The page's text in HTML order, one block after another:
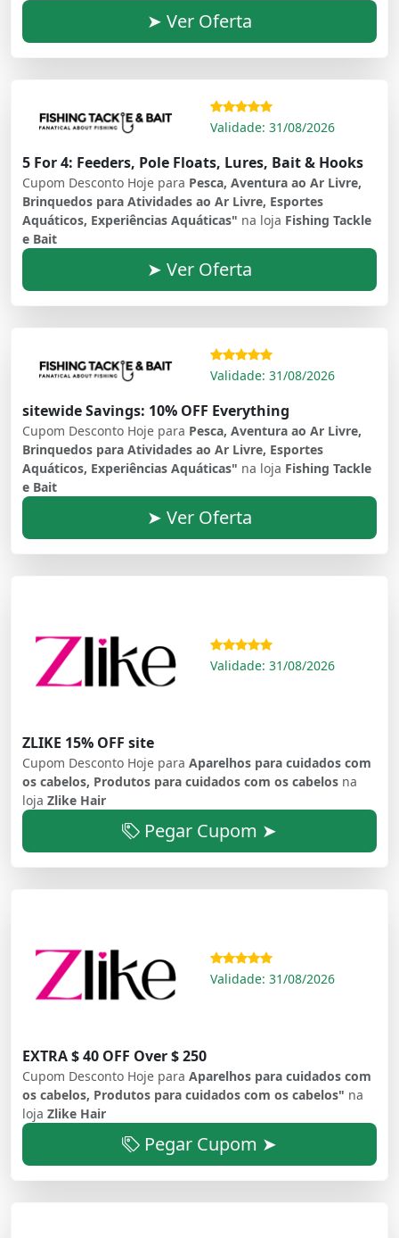
➤ Ver Oferta
Validade: 31/08/2026
5 For 4: Feeders, Pole Floats, Lures, Bait & Hooks
Cupom Desconto Hoje para Pesca, Aventura ao Ar Livre,
Brinquedos para Atividades ao Ar Livre, Esportes
Aquáticos, Experiências Aquáticas" na loja Fishing Tackle
e Bait
➤ Ver Oferta
Validade: 31/08/2026
sitewide Savings: 10% OFF Everything
Cupom Desconto Hoje para Pesca, Aventura ao Ar Livre,
Brinquedos para Atividades ao Ar Livre, Esportes
Aquáticos, Experiências Aquáticas" na loja Fishing Tackle
e Bait
➤ Ver Oferta
Validade: 31/08/2026
ZLIKE 15% OFF site
Cupom Desconto Hoje para Aparelhos para cuidados com
os cabelos, Produtos para cuidados com os cabelos na
loja Zlike Hair
Pegar Cupom ➤
Validade: 31/08/2026
EXTRA $ 40 OFF Over $ 250
Cupom Desconto Hoje para Aparelhos para cuidados com
os cabelos, Produtos para cuidados com os cabelos" na
loja Zlike Hair
Pegar Cupom ➤